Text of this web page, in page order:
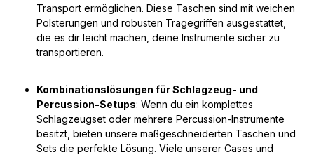
Transport ermöglichen. Diese Taschen sind mit weichen
Polsterungen und robusten Tragegriffen ausgestattet,
die es dir leicht machen, deine Instrumente sicher zu
transportieren.
Kombinationslösungen für Schlagzeug- und
Percussion-Setups: Wenn du ein komplettes
Schlagzeugset oder mehrere Percussion-Instrumente
besitzt, bieten unsere maßgeschneiderten Taschen und
Sets die perfekte Lösung. Viele unserer Cases und